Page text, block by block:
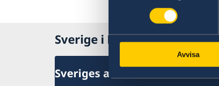
Avvisa
Sverige i Polen
Sveriges ambassad